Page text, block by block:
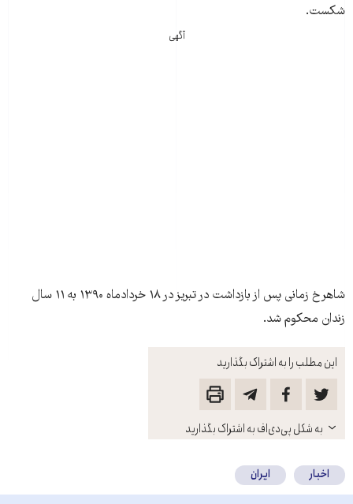
این مطلب را به اشتراک بگذارید
باز
کنید
به شکل پی‌دی‌اف به اشتراک بگذارید
شکست.
آگهی
شاهرخ زمانی پس از بازداشت در تبريز در ۱۸ خردادماه ۱۳۹۰ به ۱۱ سال
زندان محکوم شد.
اخبار ایران